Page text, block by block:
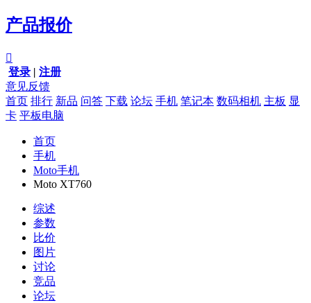
产品报价

登录 | 注册
意见反馈
首页 排行 新品 问答 下载 论坛 手机 笔记本 数码相机 主板 显
卡 平板电脑
首页
手机
Moto手机
Moto XT760
综述
参数
比价
图片
讨论
竞品
论坛